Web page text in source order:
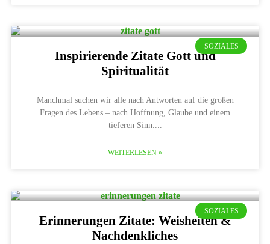
SOZIALES
Inspirierende Zitate Gott und
Spiritualität
Manchmal suchen wir alle nach Antworten auf die großen
Fragen des Lebens – nach Hoffnung, Glaube und einem
tieferen Sinn.
WEITERLESEN »
SOZIALES
Erinnerungen Zitate: Weisheiten &
Nachdenkliches